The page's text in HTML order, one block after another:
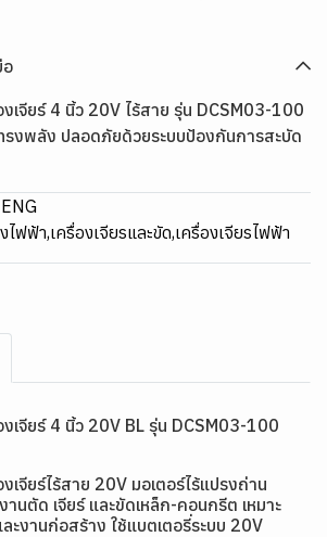
งเจียร์ 4 นิ้ว 20V ไร้สาย รุ่น DCSM03-100
รงพลัง ปลอดภัยด้วยระบบป้องกันการสะบัด
ไฟฟ้า,เครื่องเจียรและขัด,เครื่องเจียรไฟฟ้า
งเจียร์ 4 นิ้ว 20V BL รุ่น DCSM03-100
งเจียร์ไร้สาย 20V มอเตอร์ไร้แปรงถ่าน
นตัด เจียร์ และขัดเหล็ก-คอนกรีต เหมาะ
ะงานก่อสร้าง ใช้แบตเตอรี่ระบบ 20V